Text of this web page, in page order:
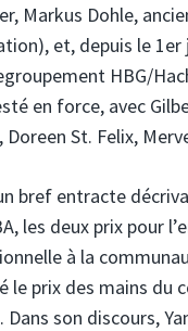
Markus Dohle,
et, depuis le
HBG/
en force, avec
Doreen St. Felix,
bref entracte
les deux prix pour
à la
le prix des mains du
Dans son discours,